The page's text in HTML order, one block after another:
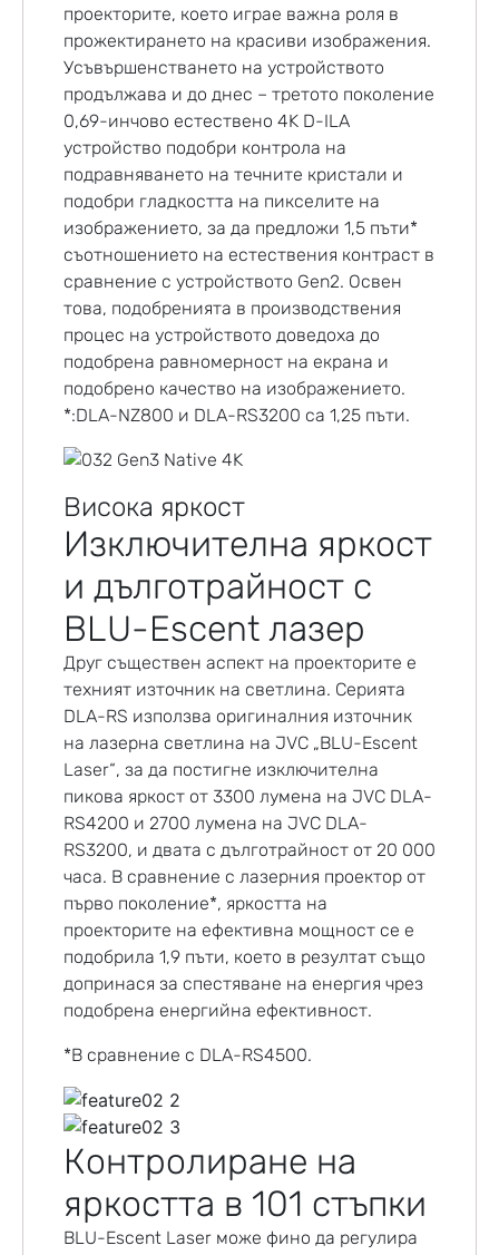
проекторите, което играе важна роля в
прожектирането на красиви изображения.
Усъвършенстването на устройството
продължава и до днес – третото поколение
0,69-инчово естествено 4K D-ILA
устройство подобри контрола на
подравняването на течните кристали и
подобри гладкостта на пикселите на
изображението, за да предложи 1,5 пъти*
съотношението на естествения контраст в
сравнение с устройството Gen2. Освен
това, подобренията в производствения
процес на устройството доведоха до
подобрена равномерност на екрана и
подобрено качество на изображението.
*:DLA-NZ800 и DLA-RS3200 са 1,25 пъти.
Висока яркост
Изключителна яркост
и дълготрайност с
BLU-Escent лазер
Друг съществен аспект на проекторите е
техният източник на светлина. Серията
DLA-RS използва оригиналния източник
на лазерна светлина на JVC „BLU-Escent
Laser“, за да постигне изключителна
пикова яркост от 3300 лумена на JVC DLA-
RS4200 и 2700 лумена на JVC DLA-
RS3200, и двата с дълготрайност от 20 000
часа. В сравнение с лазерния проектор от
първо поколение*, яркостта на
проекторите на ефективна мощност се е
подобрила 1,9 пъти, което в резултат също
допринася за спестяване на енергия чрез
подобрена енергийна ефективност.
*В сравнение с DLA-RS4500.
Контролиране на
яркостта в 101 стъпки
BLU-Escent Laser може фино да регулира